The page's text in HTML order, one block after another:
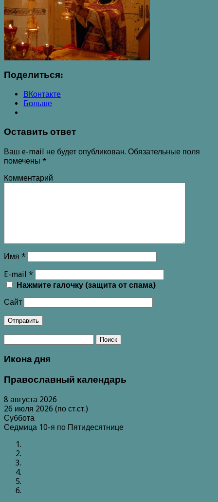
Поделиться:
ВКонтакте
Больше
Оставить ответ
Ваш e-mail не будет опубликован. Обязательные поля
помечены *
Комментарий
Имя *
E-mail *
Нажмите галочку (защита от спама)
Сайт
Икона дня
Православный календарь
8 августа 2026
26 июля 2026 (по ст.ст.)
Суббота
Седмица 10-я по Пятидесятнице